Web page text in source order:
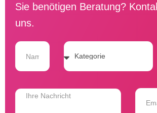
Sie benötigen Beratung?
uns.